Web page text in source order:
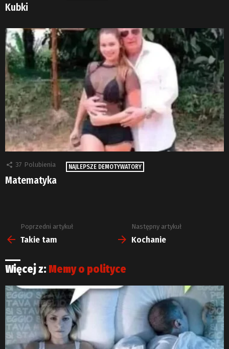
Kubki
37 Polubienia NAJLEPSZE DEMOTYWATORY
Matematyka
Zobacz
więcej
Poprzedni artykuł
Takie tam
Następny artykuł
Kochanie
Więcej z: Memy o polityce